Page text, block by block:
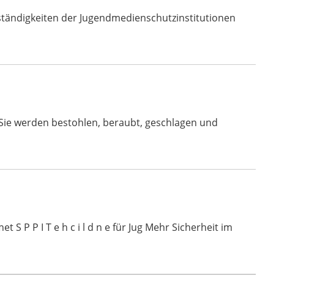
der Jugendmedienschutzinstitutionen
werden bestohlen, beraubt, geschlagen und
S P P I T e h c i l d n e für Jug Mehr Sicherheit im